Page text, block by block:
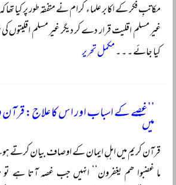
مکاتبِ فکر کے اکابر علماء کرام نے متفقہ طور پر کیا تھا
غیر مسلم اقلیت قرار دے کر دیگر غیر مسلم اقلیتوں
کیا جائے ۔ ۔ ۔ مکمل تحریر
’’غصے کے اسباب اور اس کا علاج:
میں‘‘
قرآن کریم میں اہلِ ایمان کے اوصاف بیان کرتے ہوئے
ما غضبوا ھم یغفرون‘‘ انہیں جب غصہ آتا ہے